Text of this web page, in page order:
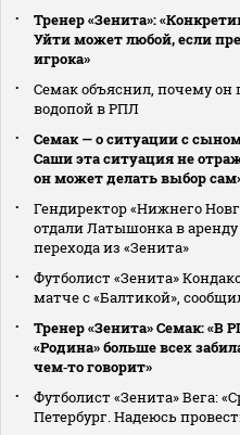
Тренер «Зенита»:
Уйти может любой, если
игрока»
Семак объяснил, почему он
водопой в РПЛ
Семак — о ситуации с
Саши эта ситуация не
он может делать выбор
Гендиректор «Нижнего
отдали Латышонка в аренду
перехода из «Зенита»
Футболист «Зенита»
матче с «Балтикой»,
Тренер «Зенита» Семак: «В
«Родина» больше всех
чем‑то говорит»
Футболист «Зенита» Вега:
Петербург. Надеюсь